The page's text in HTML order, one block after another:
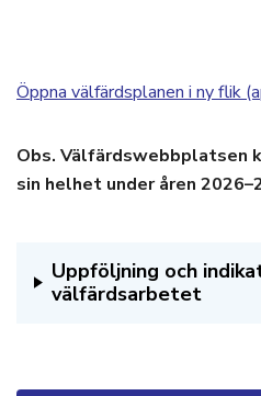
Öppna välfärdsplanen i ny flik
Obs. Välfärdswebbplatsen
sin helhet under åren
Uppföljning och
välfärdsarbetet